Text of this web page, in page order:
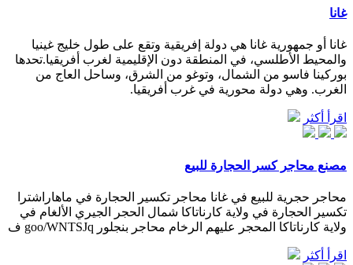
غانا
غانا أو جمهورية غانا هي دولة إفريقية وتقع على طول خليج غينيا
والمحيط الأطلسي، في المنطقة دون الإقليمية لغرب أفريقيا.تحدها
بوركينا فاسو من الشمال، وتوغو من الشرق، وساحل العاج من
الغرب. وهي دولة محورية في غرب أفريقيا.
اقرأ أكثر
مصنع محاجر كسر الحجارة للبيع
محاجر حجرية للبيع في غانا محاجر تكسير الحجارة في ماهاراشترا
تكسير الحجارة في ولاية كارناتاكا شمال الحجر الجيري الألغام في
ولاية كارناتاكا المحجر عليهم الرخام محاجر بنجلور goo/WNTSJq ف
اقرأ أكثر